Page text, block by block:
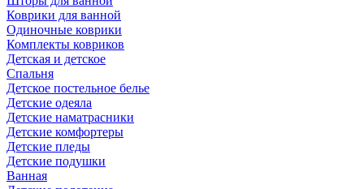
Коврики для ванной
Одиночные коврики
Комплекты ковриков
Детская и детское
Спальня
Детское постельное белье
Детские одеяла
Детские наматрасники
Детские комфортеры
Детские пледы
Детские подушки
Ванная